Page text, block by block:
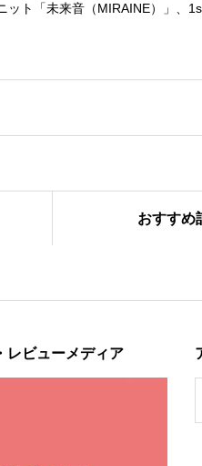
ット「未来音（MIRAINE）」、
おすすめ
レビューメディア